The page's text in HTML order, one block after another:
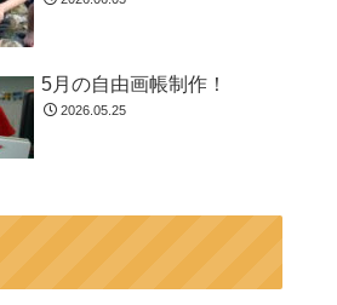
5月の自由画帳制作！
2026.05.25